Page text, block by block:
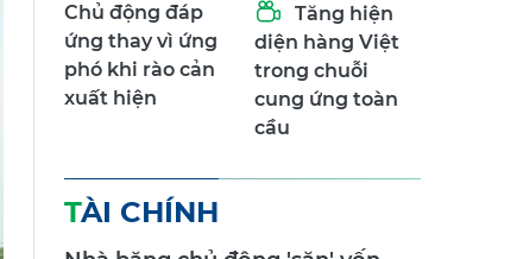
Chủ động đáp
ứng thay vì ứng
phó khi rào cản
xuất hiện
Tăng hiện
diện hàng Việt
trong chuỗi
cung ứng toàn
cầu
TÀI CHÍNH